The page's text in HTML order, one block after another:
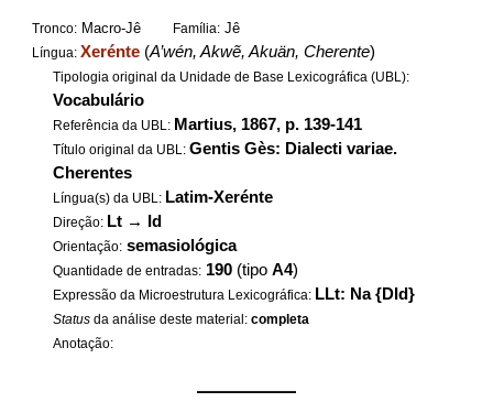
Tronco: Macro-Jê Família: Jê
Língua:Xerénte (A’wén, Akwẽ, Akuän, Cherente)
Tipologia original da Unidade de Base Lexicográfica (UBL):
Vocabulário
Referência da UBL: Martius, 1867, p. 139-141
Título original da UBL:Gentis Gès: Dialecti variae.
Cherentes
Língua(s) da UBL: Latim-Xerénte
Direção: Lt → Id
Orientação: semasiológica
Quantidade de entradas: 190 (tipoA4)
Expressão da Microestrutura Lexicográfica: LLt: Na {DId}
Status da análise deste material:completa
Anotação:
——————